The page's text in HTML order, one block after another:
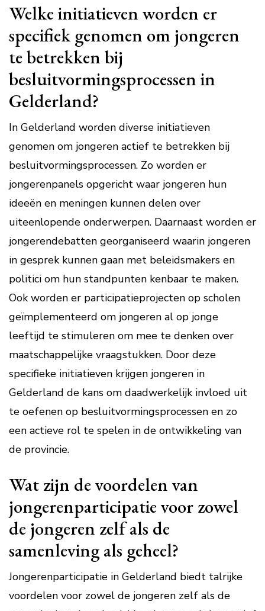
Welke initiatieven worden er
specifiek genomen om jongeren
te betrekken bij
besluitvormingsprocessen in
Gelderland?
In Gelderland worden diverse initiatieven
genomen om jongeren actief te betrekken bij
besluitvormingsprocessen. Zo worden er
jongerenpanels opgericht waar jongeren hun
ideeën en meningen kunnen delen over
uiteenlopende onderwerpen. Daarnaast worden er
jongerendebatten georganiseerd waarin jongeren
in gesprek kunnen gaan met beleidsmakers en
politici om hun standpunten kenbaar te maken.
Ook worden er participatieprojecten op scholen
geïmplementeerd om jongeren al op jonge
leeftijd te stimuleren om mee te denken over
maatschappelijke vraagstukken. Door deze
specifieke initiatieven krijgen jongeren in
Gelderland de kans om daadwerkelijk invloed uit
te oefenen op besluitvormingsprocessen en zo
een actieve rol te spelen in de ontwikkeling van
de provincie.
Wat zijn de voordelen van
jongerenparticipatie voor zowel
de jongeren zelf als de
samenleving als geheel?
Jongerenparticipatie in Gelderland biedt talrijke
voordelen voor zowel de jongeren zelf als de